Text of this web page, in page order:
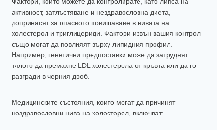
активност, затлъстяване и нездравословна диета,
допринасят за опасното повишаване в нивата на
холестерол и триглицериди. Фактори извън вашия контрол
също могат да повлияят върху липидния профил.
Например, генетични предпоставки може да затруднят
тялото да премахне LDL холестерола от кръвта или да го
разгради в черния дроб.
Медицинските състояния, които могат да причинят
нездравословни нива на холестерол, включват: